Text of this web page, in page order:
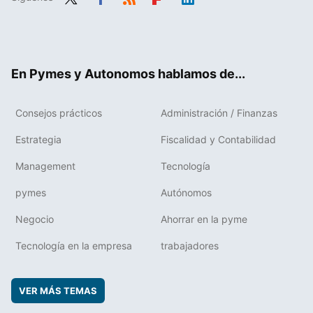
En Pymes y Autonomos hablamos de...
Consejos prácticos Administración / Finanzas
Estrategia Fiscalidad y Contabilidad
Management Tecnología
pymes Autónomos
Negocio Ahorrar en la pyme
Tecnología en la empresa trabajadores
VER MÁS TEMAS